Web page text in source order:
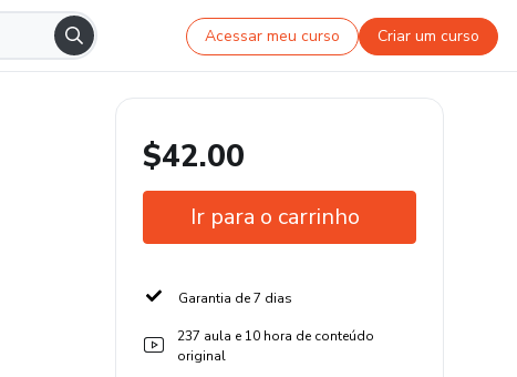
Acessar meu curso Criar um curso
$42.00
Ir para o carrinho
Garantia de 7 dias
237 aula e 10 hora de conteúdo
original